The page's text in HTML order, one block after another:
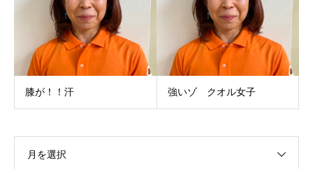
膝が！！汗 強いゾ クオル女子
月を選択